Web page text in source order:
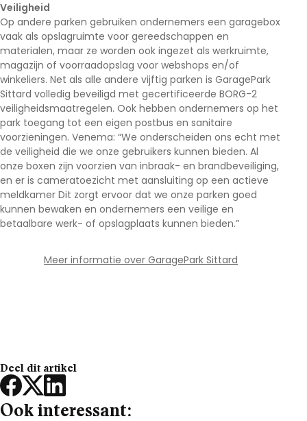
Veiligheid
Op andere parken gebruiken ondernemers een garagebox
vaak als opslagruimte voor gereedschappen en
materialen, maar ze worden ook ingezet als werkruimte,
magazijn of voorraadopslag voor webshops en/of
winkeliers. Net als alle andere vijftig parken is GaragePark
Sittard volledig beveiligd met gecertificeerde BORG-2
veiligheidsmaatregelen. Ook hebben ondernemers op het
park toegang tot een eigen postbus en sanitaire
voorzieningen. Venema: “We onderscheiden ons echt met
de veiligheid die we onze gebruikers kunnen bieden. Al
onze boxen zijn voorzien van inbraak- en brandbeveiliging,
en er is cameratoezicht met aansluiting op een actieve
meldkamer Dit zorgt ervoor dat we onze parken goed
kunnen bewaken en ondernemers een veilige en
betaalbare werk- of opslagplaats kunnen bieden.”
Meer informatie over GaragePark Sittard
Deel dit artikel
Ook interessant: